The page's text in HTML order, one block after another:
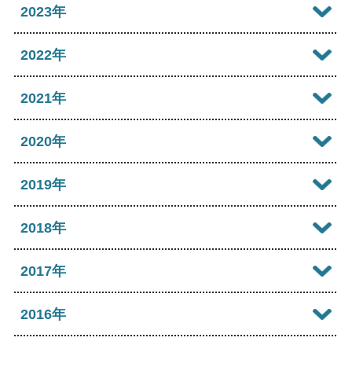
2026年04月
2026年03月
2026年02月
2025年10月
2025年08月
2025年07月
2025年06月
2025年04月
2025年02月
2024年12月
2024年10月
2024年08月
2024年07月
2024年06月
2024年04月
2023年
2023年12月
2023年10月
2023年08月
2023年07月
2023年06月
2023年04月
2022年
2022年12月
2022年10月
2022年08月
2022年07月
2022年06月
2021年
2021年12月
2021年10月
2021年08月
2021年07月
2020年
2020年12月
2020年10月
2020年08月
2019年
2019年12月
2019年10月
2018年
2018年12月
2018年10月
2017年
2017年12月
2016年